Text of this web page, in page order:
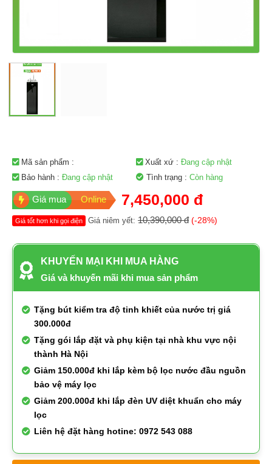
Mã sản phẩm : Xuất xứ : Đang cập nhật
Bảo hành : Đang cập nhật Tình trạng : Còn hàng
Giá mua Online 7,450,000 đ
Giá tốt hơn khi gọi điện Giá niêm yết: 10,390,000 đ (-28%)
KHUYẾN MẠI KHI MUA HÀNG
Giá và khuyến mãi khi mua sản phẩm
Tặng bút kiểm tra độ tinh khiết của nước trị giá
300.000đ
Tặng gói lắp đặt và phụ kiện tại nhà khu vực nội
thành Hà Nội
Giảm 150.000đ khi lắp kèm bộ lọc nước đầu nguồn
bảo vệ máy lọc
Giảm 200.000đ khi lắp đèn UV diệt khuẩn cho máy
lọc
Liên hệ đặt hàng hotine: 0972 543 088